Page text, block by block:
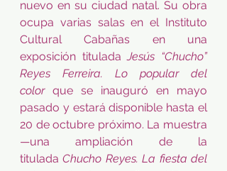
nuevo en su ciudad natal. Su obra
ocupa varias salas en el Instituto
Cultural Cabañas en una
exposición titulada Jesús “Chucho”
Reyes Ferreira. Lo popular del
color que se inauguró en mayo
pasado y estará disponible hasta el
20 de octubre próximo. La muestra
—una ampliación de la
titulada Chucho Reyes. La fiesta del